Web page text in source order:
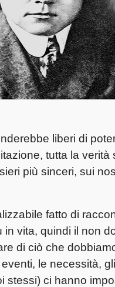
liberi di
tutta la verità
più sinceri, sui
fatto di
in vita, quindi il non
di ciò che
le necessità,
stessi) ci hanno